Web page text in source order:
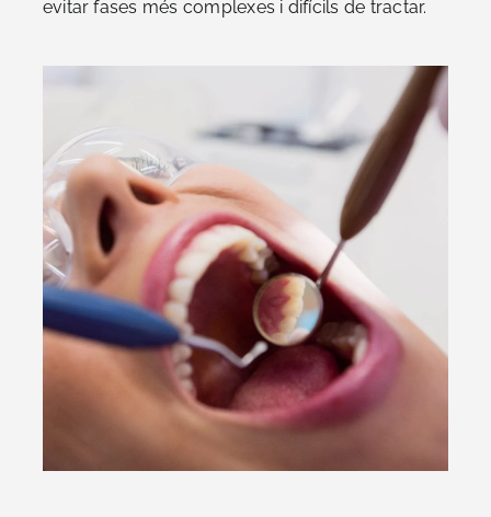
evitar fases més complexes i difícils de tractar.